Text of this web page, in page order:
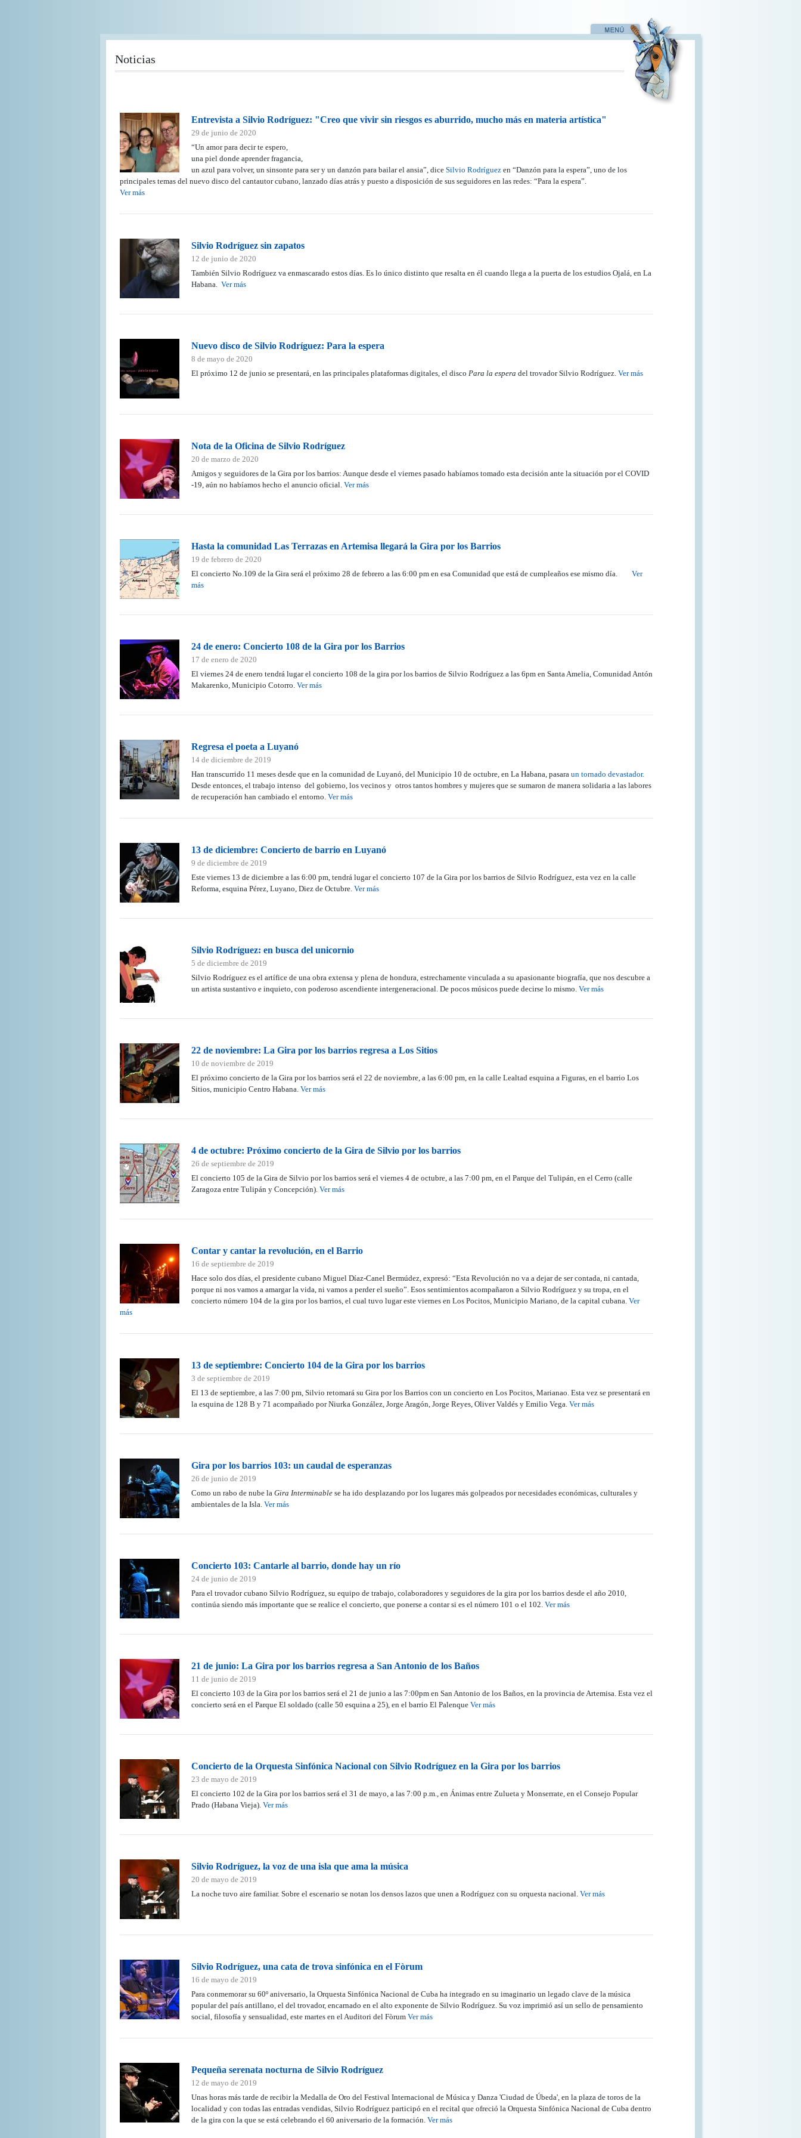
Noticias
Entrevista a Silvio Rodríguez: "Creo que vivir sin riesgos es aburrido, mucho más en materia artística"
29 de junio de 2020
“Un amor para decir te espero,
una piel donde aprender fragancia,
un azul para volver, un sinsonte para ser y un danzón para bailar el ansia”, dice Silvio Rodríguez en “Danzón para la espera”, uno de los
principales temas del nuevo disco del cantautor cubano, lanzado días atrás y puesto a disposición de sus seguidores en las redes: “Para la espera”.
Ver más
Silvio Rodríguez sin zapatos
12 de junio de 2020
También Silvio Rodríguez va enmascarado estos días. Es lo único distinto que resalta en él cuando llega a la puerta de los estudios Ojalá, en La
Habana. Ver más
Nuevo disco de Silvio Rodríguez: Para la espera
8 de mayo de 2020
El próximo 12 de junio se presentará, en las principales plataformas digitales, el disco Para la espera del trovador Silvio Rodríguez. Ver más
Nota de la Oficina de Silvio Rodríguez
20 de marzo de 2020
Amigos y seguidores de la Gira por los barrios: Aunque desde el viernes pasado habíamos tomado esta decisión ante la situación por el COVID
-19, aún no habíamos hecho el anuncio oficial. Ver más
Hasta la comunidad Las Terrazas en Artemisa llegará la Gira por los Barrios
19 de febrero de 2020
El concierto No.109 de la Gira será el próximo 28 de febrero a las 6:00 pm en esa Comunidad que está de cumpleaños ese mismo día. Ver
más
24 de enero: Concierto 108 de la Gira por los Barrios
17 de enero de 2020
El viernes 24 de enero tendrá lugar el concierto 108 de la gira por los barrios de Silvio Rodríguez a las 6pm en Santa Amelia, Comunidad Antón
Makarenko, Municipio Cotorro. Ver más
Regresa el poeta a Luyanó
14 de diciembre de 2019
Han transcurrido 11 meses desde que en la comunidad de Luyanó, del Municipio 10 de octubre, en La Habana, pasara un tornado devastador.
Desde entonces, el trabajo intenso del gobierno, los vecinos y otros tantos hombres y mujeres que se sumaron de manera solidaria a las labores
de recuperación han cambiado el entorno. Ver más
13 de diciembre: Concierto de barrio en Luyanó
9 de diciembre de 2019
Este viernes 13 de diciembre a las 6:00 pm, tendrá lugar el concierto 107 de la Gira por los barrios de Silvio Rodríguez, esta vez en la calle
Reforma, esquina Pérez, Luyano, Diez de Octubre. Ver más
Silvio Rodríguez: en busca del unicornio
5 de diciembre de 2019
Silvio Rodríguez es el artífice de una obra extensa y plena de hondura, estrechamente vinculada a su apasionante biografía, que nos descubre a
un artista sustantivo e inquieto, con poderoso ascendiente intergeneracional. De pocos músicos puede decirse lo mismo. Ver más
22 de noviembre: La Gira por los barrios regresa a Los Sitios
10 de noviembre de 2019
El próximo concierto de la Gira por los barrios será el 22 de noviembre, a las 6:00 pm, en la calle Lealtad esquina a Figuras, en el barrio Los
Sitios, municipio Centro Habana. Ver más
4 de octubre: Próximo concierto de la Gira de Silvio por los barrios
26 de septiembre de 2019
El concierto 105 de la Gira de Silvio por los barrios será el viernes 4 de octubre, a las 7:00 pm, en el Parque del Tulipán, en el Cerro (calle
Zaragoza entre Tulipán y Concepción). Ver más
Contar y cantar la revolución, en el Barrio
16 de septiembre de 2019
Hace solo dos días, el presidente cubano Miguel Díaz-Canel Bermúdez, expresó: “Esta Revolución no va a dejar de ser contada, ni cantada,
porque ni nos vamos a amargar la vida, ni vamos a perder el sueño”. Esos sentimientos acompañaron a Silvio Rodríguez y su tropa, en el
concierto número 104 de la gira por los barrios, el cual tuvo lugar este viernes en Los Pocitos, Municipio Mariano, de la capital cubana. Ver
más
13 de septiembre: Concierto 104 de la Gira por los barrios
3 de septiembre de 2019
El 13 de septiembre, a las 7:00 pm, Silvio retomará su Gira por los Barrios con un concierto en Los Pocitos, Marianao. Esta vez se presentará en
la esquina de 128 B y 71 acompañado por Niurka González, Jorge Aragón, Jorge Reyes, Oliver Valdés y Emilio Vega. Ver más
Gira por los barrios 103: un caudal de esperanzas
26 de junio de 2019
Como un rabo de nube la Gira Interminable se ha ido desplazando por los lugares más golpeados por necesidades económicas, culturales y
ambientales de la Isla. Ver más
Concierto 103: Cantarle al barrio, donde hay un río
24 de junio de 2019
Para el trovador cubano Silvio Rodríguez, su equipo de trabajo, colaboradores y seguidores de la gira por los barrios desde el año 2010,
continúa siendo más importante que se realice el concierto, que ponerse a contar si es el número 101 o el 102. Ver más
21 de junio: La Gira por los barrios regresa a San Antonio de los Baños
11 de junio de 2019
El concierto 103 de la Gira por los barrios será el 21 de junio a las 7:00pm en San Antonio de los Baños, en la provincia de Artemisa. Esta vez el
concierto será en el Parque El soldado (calle 50 esquina a 25), en el barrio El Palenque Ver más
Concierto de la Orquesta Sinfónica Nacional con Silvio Rodríguez en la Gira por los barrios
23 de mayo de 2019
El concierto 102 de la Gira por los barrios será el 31 de mayo, a las 7:00 p.m., en Ánimas entre Zulueta y Monserrate, en el Consejo Popular
Prado (Habana Vieja). Ver más
Silvio Rodríguez, la voz de una isla que ama la música
20 de mayo de 2019
La noche tuvo aire familiar. Sobre el escenario se notan los densos lazos que unen a Rodríguez con su orquesta nacional. Ver más
Silvio Rodríguez, una cata de trova sinfónica en el Fòrum
16 de mayo de 2019
Para conmemorar su 60º aniversario, la Orquesta Sinfónica Nacional de Cuba ha integrado en su imaginario un legado clave de la música
popular del país antillano, el del trovador, encarnado en el alto exponente de Silvio Rodríguez. Su voz imprimió así un sello de pensamiento
social, filosofía y sensualidad, este martes en el Auditori del Fòrum Ver más
Pequeña serenata nocturna de Silvio Rodríguez
12 de mayo de 2019
Unas horas más tarde de recibir la Medalla de Oro del Festival Internacional de Música y Danza 'Ciudad de Úbeda', en la plaza de toros de la
localidad y con todas las entradas vendidas, Silvio Rodríguez participó en el recital que ofreció la Orquesta Sinfónica Nacional de Cuba dentro
de la gira con la que se está celebrando el 60 aniversario de la formación. Ver más